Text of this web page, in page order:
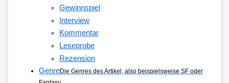
Gewinnspiel
Interview
Kommentar
Leseprobe
Rezension
GenreDie Genres des Artikel, also beispielsweise SF oder